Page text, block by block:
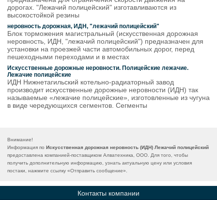
дорогах. "Лежачий полицейский" изготавливаются из
высокостойкой резины
неровность дорожная, ИДН, "лежачий полицейский"
Блок торможения магистральный (искусственная дорожная
неровность, ИДН, "лежачий полицейский") предназначен для
установки на проезжей части автомобильных дорог, перед
пешеходными переходами и в местах
Искусственные дорожные неровности. Полицейские лежачие.
Лежачие полицейские
ИДН Нижнетагильский котельно-радиаторный завод
производит искусственные дорожные неровности (ИДН) так
называемые «лежачие полицейские», изготовленные из чугуна
в виде чередующихся сегментов. Сегменты
Внимание!
Информация по Искусственная дорожная неровность (ИДН) Лежачий полицейский
предоставлена компанией-поставщиком Алватехника, ООО. Для того, чтобы
получить дополнительную информацию, узнать актуальную цену или условия
постаки, нажмите ссылку «Отправить сообщение».
Контакты компании